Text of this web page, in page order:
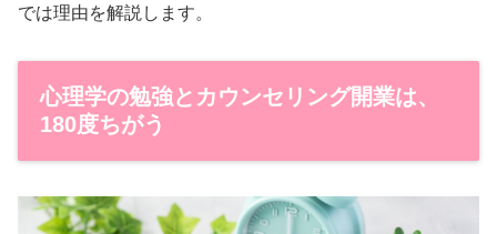
では理由を解説します。
心理学の勉強とカウンセリング開業は、
180度ちがう